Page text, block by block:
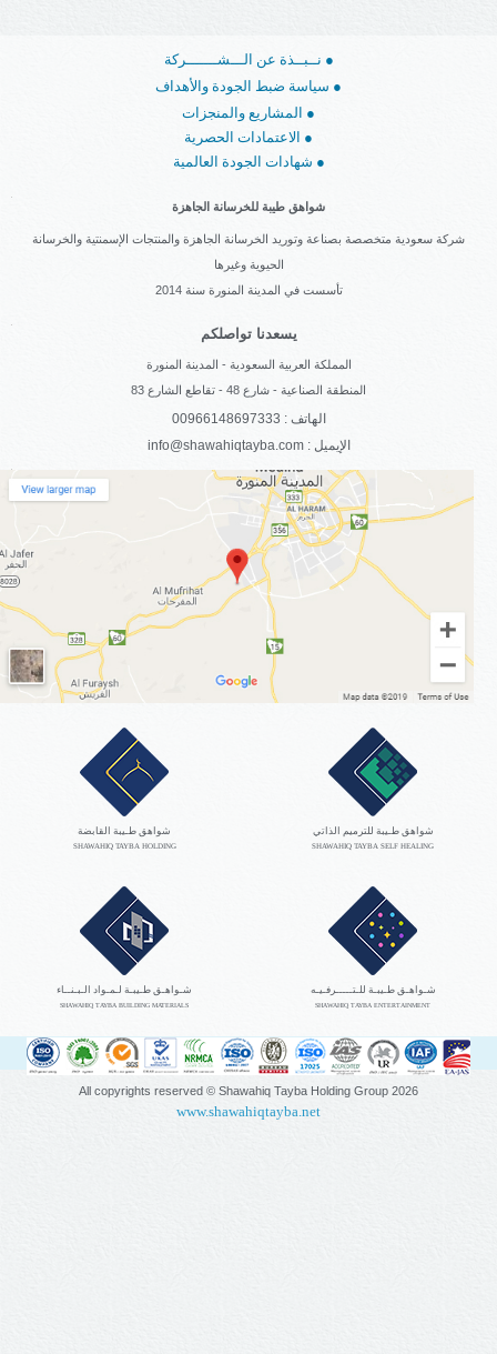
نــبــذة عن الـــشـــــــركة ●
سياسة ضبط الجودة والأهداف ●
المشاريع والمنجزات ●
الاعتمادات الحصرية ●
شهادات الجودة العالمية ●
شواهق طيبة للخرسانة الجاهزة
شركة سعودية متخصصة بصناعة وتوريد الخرسانة الجاهزة والمنتجات الإسمنتية والخرسانة
الحيوية وغيرها
تأسست في المدينة المنورة سنة 2014
يسعدنا تواصلكم
المملكة العربية السعودية - المدينة المنورة
المنطقة الصناعية - شارع 48 - تقاطع الشارع 83
الهاتف : 00966148697333
info@shawahiqtayba.com : الإيميل
شواهق طـيبة القابضة
SHAWAHIQ TAYBA HOLDING
شواهق طـيبة للترميم الذاتي
SHAWAHIQ TAYBA SELF HEALING
شـواهـق طـيبـة لـمـواد الـبـنــاء
SHAWAHIQ TAYBA BUILDING MATERIALS
شـواهـق طـيبـة للـتـــــرفـيـه
SHAWAHIQ TAYBA ENTERTAINMENT
All copyrights reserved © Shawahiq Tayba Holding Group 2026
www.shawahiqtayba.net